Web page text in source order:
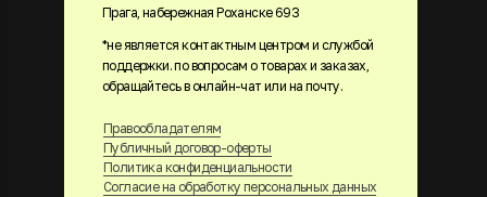
Прага, набережная Роханске 693
Правообладателям
Публичный договор-оферты
Политика конфиденциальности
Согласие на обработку персональных данных
*не является контактным центром и службой
поддержки. по вопросам о товарах и заказах,
обращайтесь в онлайн-чат или на почту.